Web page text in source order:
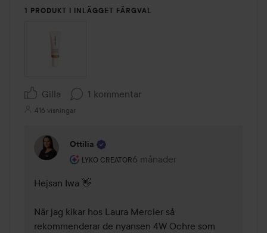
1 PRODUKT I INLÄGGET FÄRGVAL
Gilla 1 kommentar
416 visningar
Ottilia
LYKO CREATOR
Användarens roll: Lyko Creator.
6 månader
Kommentaren lades 6 månader
Hejsan Iwa 👋
När jag kikar hos Laura Mercier så
rekommenderar de nyansen 4W Ochre som